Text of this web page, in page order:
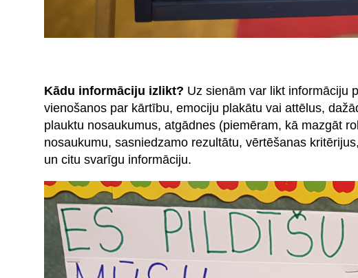
Kādu informāciju izlikt? Uz sienām var likt informāciju
vienošanos par kārtību, emociju plakātu vai attēlus,
plauktu nosaukumus, atgādnes (piemēram, kā mazgāt
nosaukumu, sasniedzamo rezultātu, vērtēšanas
un citu svarīgu informāciju.